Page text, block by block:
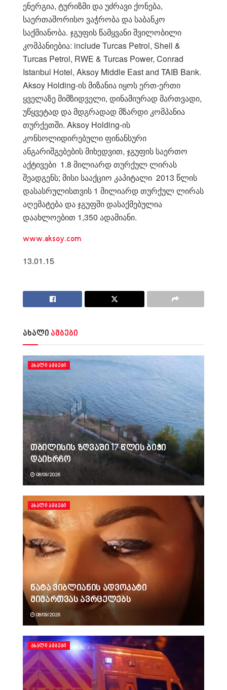
ენერგია, ტურიზმი და უძრავი ქონება,
საერთაშორისო ვაჭრობა და საბანკო
საქმიანობა. ჯგუფის წამყვანი შვილობილი
კომპანიებია: include Turcas Petrol, Shell &
Turcas Petrol, RWE & Turcas Power, Conrad
Istanbul Hotel, Aksoy Middle East and TAIB Bank.
Aksoy Holding-ის მიზანია იყოს ერთ-ერთი
ყველაზე მიმზიდველი, დინამიურად მართვადი,
უწყვეტად და მდგრადად მზარდი კომპანია
თურქეთში. Aksoy Holding-ის
კონსოლიდირებული ფინანსური
ანგარიშგებების მიხედვით, ჯგუფის საერთო
აქტივები 1.8 მილიარდ თურქულ ლირას
შეადგენს; მისი სააქციო კაპიტალი 2013 წლის
დასასრულისთვის 1 მილიარდ თურქულ ლირას
აღემატება და ჯგუფში დასაქმებულია
დაახლოებით 1,350 ადამიანი.
www.aksoy.com
13.01.15
ახალი ამბები
ᲐᲮᲐᲚᲘ ᲐᲛᲑᲔᲑᲘ
თბილისის ზღვაში 17 წლის ბიჭი
დაიხრჩო
08/09/2026
ᲐᲮᲐᲚᲘ ᲐᲛᲑᲔᲑᲘ
ნატა ვიბლიანის ადვოკატი
მიმართვას ავრცელებს
08/09/2026
ᲐᲮᲐᲚᲘ ᲐᲛᲑᲔᲑᲘ